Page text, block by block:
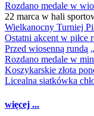
Rozdano medale w
22 marca w hali
Wielkanocny Turniej
Ostatni akcent w piłce
Przed wiosenną rundą
Rozdano medale w
Koszykarskie złota
Licealna siatkówka
więcej ...